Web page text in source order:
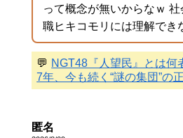
って概念が無いからなｗ
職ヒキコモリには理解でき
💬 NGT48『人望民』とは何
7年、今も続く“謎の集団”の
匿名